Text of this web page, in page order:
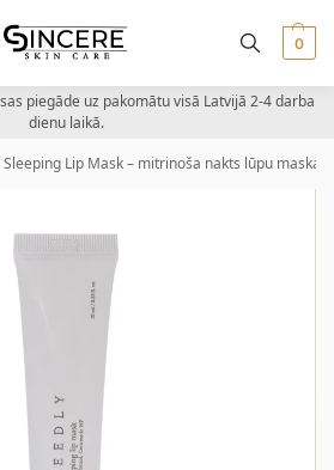
0
piegāde uz pakomātu visā Latvijā 2-4 darba
dienu laikā.
Sleeping Lip Mask – mitrinoša nakts lūpu maska